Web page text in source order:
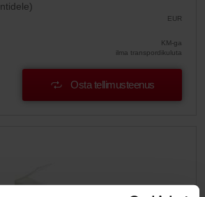
EUR
KM-ga
ilma transpordikuluta
Osta tellimusteenus